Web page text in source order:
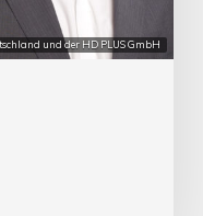
und der HD PLUS GmbH